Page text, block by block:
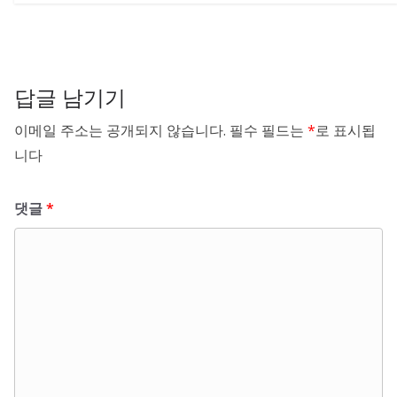
답글 남기기
이메일 주소는 공개되지 않습니다. 필수 필드는 *로 표시됩
니다
댓글*